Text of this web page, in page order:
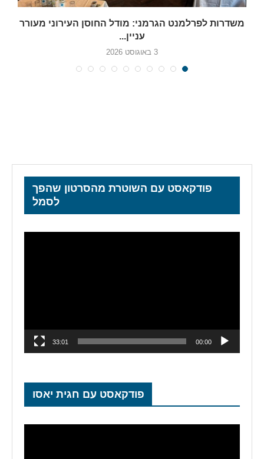
משדרות לפרלמנט הגרמני: מודל החוסן העירוני מעורר
עניין...
3 באוגוסט 2026
פודקאסט עם השוטרת מהסרטון שהפך
לסמל
00:00
33:01
פודקאסט עם חגית יאסו